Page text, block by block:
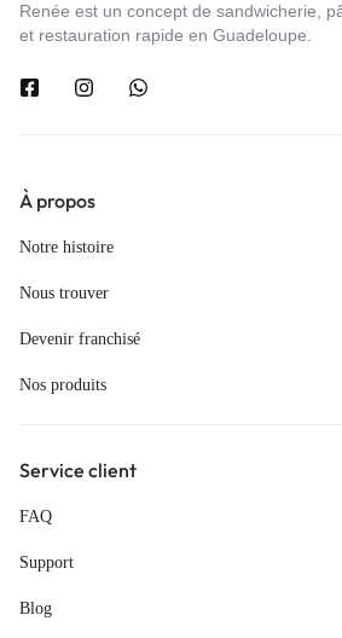
Renée est un concept de sandwicherie,
et restauration rapide en Guadeloupe.
À propos
Notre histoire
Nous trouver
Devenir franchisé
Nos produits
Service client
FAQ
Support
Blog